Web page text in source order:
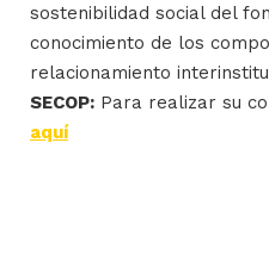
sostenibilidad social del
conocimiento de los
relacionamiento
SECOP: Para realizar su
aquí